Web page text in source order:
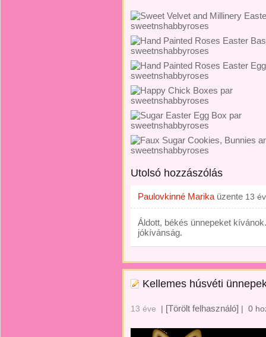
Utolsó hozzászólás
Paulovkinné Marika üzente 13
Áldott, békés ünnepeket
jókívánság.
Kellemes húsvéti
13 éve | [Törölt felhasználó] | 0